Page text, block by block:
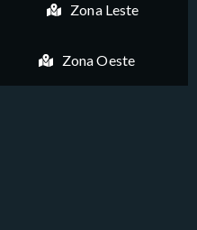
Zona Leste
Zona Oeste